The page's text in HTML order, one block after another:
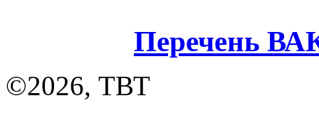
Перечень
©2026, ТВТ